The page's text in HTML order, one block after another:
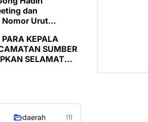
dan
Nomor Urut
KEPALA
SUMBER
SELAMAT
daerah (1)